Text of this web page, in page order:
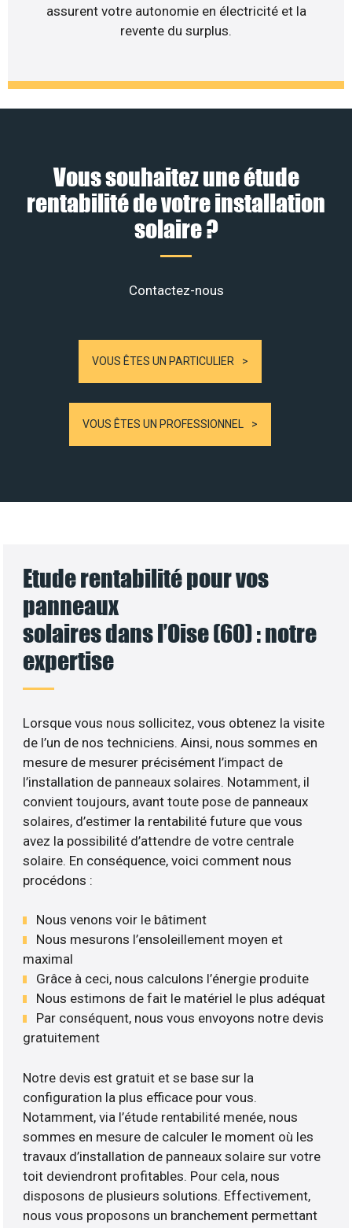
assurent votre autonomie en électricité et la
revente du surplus.
Vous souhaitez une étude
rentabilité de votre installation
solaire ?
Contactez-nous
VOUS ÊTES UN PARTICULIER
VOUS ÊTES UN PROFESSIONNEL
Etude rentabilité pour vos
panneaux
solaires dans l’Oise (60) : notre
expertise
Lorsque vous nous sollicitez, vous obtenez la visite
de l’un de nos techniciens. Ainsi, nous sommes en
mesure de mesurer précisément l’impact de
l’installation de panneaux solaires. Notamment, il
convient toujours, avant toute pose de panneaux
solaires, d’estimer la rentabilité future que vous
avez la possibilité d’attendre de votre centrale
solaire. En conséquence, voici comment nous
procédons :
Nous venons voir le bâtiment
Nous mesurons l’ensoleillement moyen et
maximal
Grâce à ceci, nous calculons l’énergie produite
Nous estimons de fait le matériel le plus adéquat
Par conséquent, nous vous envoyons notre devis
gratuitement
Notre devis est gratuit et se base sur la
configuration la plus efficace pour vous.
Notamment, via l’étude rentabilité menée, nous
sommes en mesure de calculer le moment où les
travaux d’installation de panneaux solaire sur votre
toit deviendront profitables. Pour cela, nous
disposons de plusieurs solutions. Effectivement,
nous vous proposons un branchement permettant